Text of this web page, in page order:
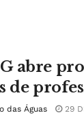
abre
de
das Águas 29